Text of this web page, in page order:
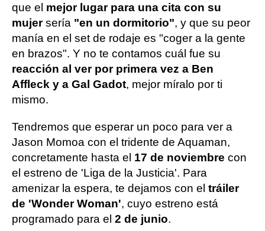
que el mejor lugar para una cita con su
mujersería "en un dormitorio", y que su peor
manía en el set de rodaje es "coger a la gente
en brazos". Y no te contamos cuál fue su
reacción al ver por primera vez a Ben
Affleck y a Gal Gadot, mejor míralo por ti
mismo.
Tendremos que esperar un poco para ver a
Jason Momoa con el tridente de Aquaman,
concretamente hasta el 17 de noviembre con
el estreno de 'Liga de la Justicia'. Para
amenizar la espera, te dejamos con el tráiler
de 'Wonder Woman', cuyo estreno está
programado para el 2 de junio.